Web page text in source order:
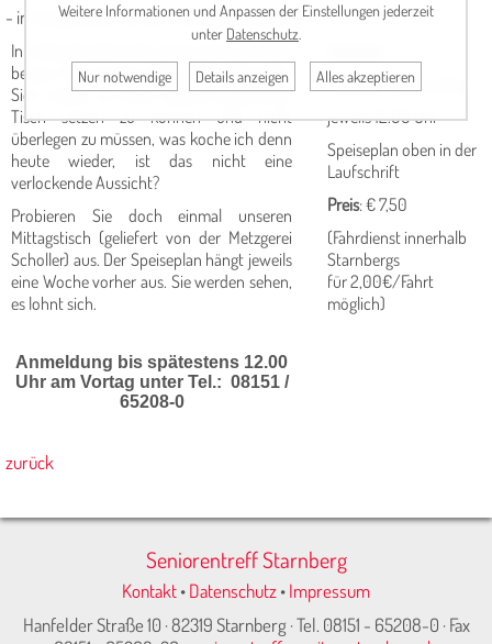
- in Kooperation mit der Metzgerei Scholler -
In netter Gesellschaft schmeckt es einfach
besser. Dies ist eine altbekannte Tatsache.
Sich zudem an einen liebevoll gedeckten
Tisch setzen zu können und nicht
überlegen zu müssen, was koche ich denn
heute wieder, ist das nicht eine
verlockende Aussicht?
Probieren Sie doch einmal unseren
Mittagstisch (geliefert von der Metzgerei
Scholler) aus. Der Speiseplan hängt jeweils
eine Woche vorher aus. Sie werden sehen,
es lohnt sich.
Anmeldung bis spätestens 12.00
Uhr am Vortag unter Tel.: 08151 /
65208-0
Montag - Donnerstag
jeweils 12.00 Uhr
Speiseplan oben in der
Laufschrift
Preis: € 7,50
(Fahrdienst innerhalb
Starnbergs
für 2,00€/Fahrt
möglich)
zurück
Seniorentreff Starnberg
Kontakt•Datenschutz•Impressum
Hanfelder Straße 10 · 82319 Starnberg · Tel. 08151 - 65208-0 · Fax
Weitere Informationen und Anpassen der Einstellungen jederzeit
unter Datenschutz
Nur notwendige Details anzeigen Alles akzeptieren